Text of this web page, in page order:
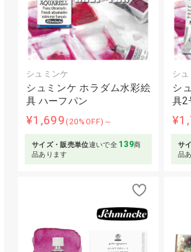
シュミンケ
シュミンケ ホラダム水彩絵
具 ハーフパン
¥1,699 (20%OFF)～
サイズ・販売単位違いで全 139商
品あります
シュ
シ
具2
サ
品